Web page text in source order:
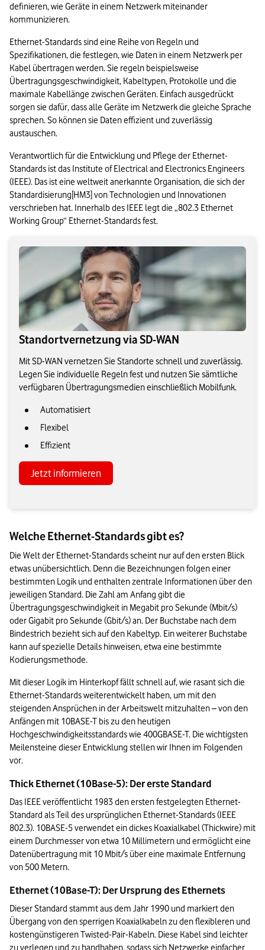
definieren, wie Geräte in einem Netzwerk miteinander
kommunizieren.
Ethernet-Standards sind eine Reihe von Regeln und
Spezifikationen, die festlegen, wie Daten in einem Netzwerk per
Kabel übertragen werden. Sie regeln beispielsweise
Übertragungsgeschwindigkeit, Kabeltypen, Protokolle und die
maximale Kabellänge zwischen Geräten. Einfach ausgedrückt
sorgen sie dafür, dass alle Geräte im Netzwerk die gleiche Sprache
sprechen. So können sie Daten effizient und zuverlässig
austauschen.
Verantwortlich für die Entwicklung und Pflege der Ethernet-
Standards ist das Institute of Electrical and Electronics Engineers
(IEEE). Das ist eine weltweit anerkannte Organisation, die sich der
Standardisierung[HM3] von Technologien und Innovationen
verschrieben hat. Innerhalb des IEEE legt die „802.3 Ethernet
Working Group“ Ethernet-Standards fest.
Standortvernetzung via SD-WAN
Mit SD-WAN vernetzen Sie Standorte schnell und zuverlässig.
Legen Sie individuelle Regeln fest und nutzen Sie sämtliche
verfügbaren Übertragungsmedien einschließlich Mobilfunk.
Automatisiert
Flexibel
Effizient
Jetzt informieren
Welche Ethernet-Standards gibt es?
Die Welt der Ethernet-Standards scheint nur auf den ersten Blick
etwas unübersichtlich. Denn die Bezeichnungen folgen einer
bestimmten Logik und enthalten zentrale Informationen über den
jeweiligen Standard. Die Zahl am Anfang gibt die
Übertragungsgeschwindigkeit in Megabit pro Sekunde (Mbit/s)
oder Gigabit pro Sekunde (Gbit/s) an. Der Buchstabe nach dem
Bindestrich bezieht sich auf den Kabeltyp. Ein weiterer Buchstabe
kann auf spezielle Details hinweisen, etwa eine bestimmte
Kodierungsmethode.
Mit dieser Logik im Hinterkopf fällt schnell auf, wie rasant sich die
Ethernet-Standards weiterentwickelt haben, um mit den
steigenden Ansprüchen in der Arbeitswelt mitzuhalten – von den
Anfängen mit 10BASE-T bis zu den heutigen
Hochgeschwindigkeitsstandards wie 400GBASE-T. Die wichtigsten
Meilensteine dieser Entwicklung stellen wir Ihnen im Folgenden
vor.
Thick Ethernet (10Base-5): Der erste Standard
Das IEEE veröffentlicht 1983 den ersten festgelegten Ethernet-
Standard als Teil des ursprünglichen Ethernet-Standards (IEEE
802.3). 10BASE-5 verwendet ein dickes Koaxialkabel (Thickwire) mit
einem Durchmesser von etwa 10 Millimetern und ermöglicht eine
Datenübertragung mit 10 Mbit/s über eine maximale Entfernung
von 500 Metern.
Ethernet (10Base-T): Der Ursprung des Ethernets
Dieser Standard stammt aus dem Jahr 1990 und markiert den
Übergang von den sperrigen Koaxialkabeln zu den flexibleren und
kostengünstigeren Twisted-Pair-Kabeln. Diese Kabel sind leichter
zu verlegen und zu handhaben, sodass sich Netzwerke einfacher